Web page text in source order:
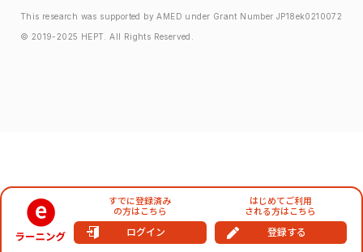
This research was supported by AMED under Grant Number JP18ek0210072
© 2019-2025 HEPT. All Rights Reserved.
すでに登録済み
の方はこちら
ログイン
はじめてご利用
される方はこちら
登録する